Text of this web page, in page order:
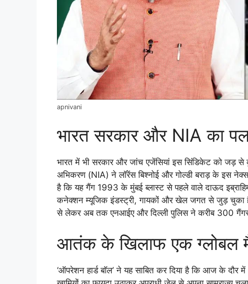
apnivani
भारत सरकार और NIA का
भारत में भी सरकार और जांच एजेंसियां इस सिंडिकेट को जड़ से
अभिकरण (NIA) ने लॉरेंस बिश्नोई और गोल्डी बराड़ के इस
है कि यह गैंग 1993 के मुंबई ब्लास्ट से पहले वाले दाऊद
कनेक्शन म्यूजिक इंडस्ट्री, गायकों और खेल जगत से जुड़
से लेकर अब तक एनआईए और दिल्ली पुलिस ने करीब 300
आतंक के खिलाफ एक ग्लोबल
‘ऑपरेशन हार्ड बॉल’ ने यह साबित कर दिया है कि आज के दौर